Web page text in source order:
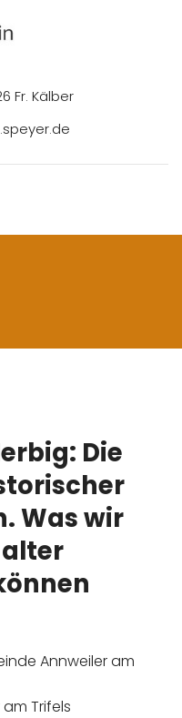
Fr. Kälber
Die
Was wir
Annweiler am
Trifels